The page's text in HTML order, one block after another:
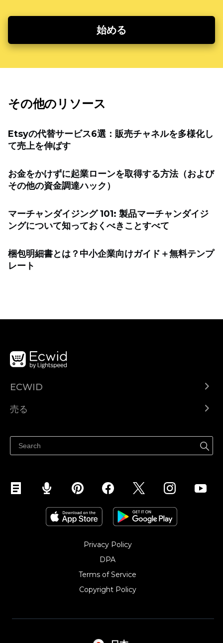
始める
その他のリソース
Etsyの代替サービス6選：販売チャネルを多様化し
て売上を伸ばす
お金をかけずに起業ローンを取得する方法（および
その他の資金調達ハック）
マーチャンダイジング 101: 製品マーチャンダイジ
ングについて知っておくべきことすべて
梱包明細書とは？中小企業向けガイド＋無料テンプ
レート
ECWID
ヘルプセンター
売る
Facebookで販売する
Instagramで販売する
Privacy Policy
DPA
Terms of Service
Copyright Policy‎